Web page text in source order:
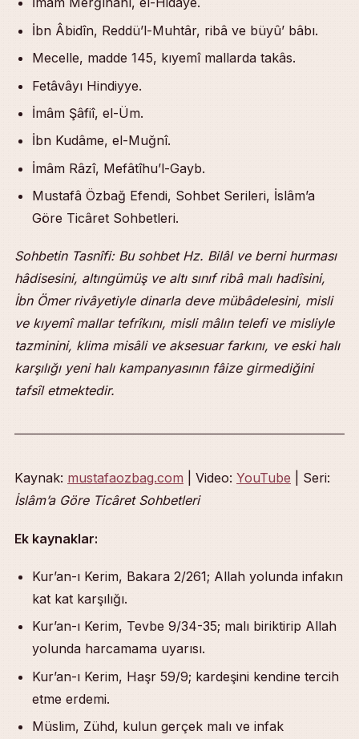
İbn Âbidîn, Reddü’l-Muhtâr, ribâ ve büyû’ bâbı.
Mecelle, madde 145, kıyemî mallarda takâs.
Fetâvâyı Hindiyye.
İmâm Şâfiî, el-Üm.
İbn Kudâme, el-Muğnî.
İmâm Râzî, Mefâtîhu’l-Gayb.
Mustafâ Özbağ Efendi, Sohbet Serileri, İslâm’a
Göre Ticâret Sohbetleri.
Sohbetin Tasnîfi: Bu sohbet Hz. Bilâl ve berni hurması
hâdisesini, altıngümüş ve altı sınıf ribâ malı hadîsini,
İbn Ömer rivâyetiyle dinarla deve mübâdelesini, misli
ve kıyemî mallar tefrîkını, misli mâlın telefi ve misliyle
tazminini, klima misâli ve aksesuar farkını, ve eski halı
karşılığı yeni halı kampanyasının fâize girmediğini
tafsîl etmektedir.
Kaynak: mustafaozbag.com | Video: YouTube | Seri:
İslâm’a Göre Ticâret Sohbetleri
Ek kaynaklar:
Kur’an-ı Kerim, Bakara 2/261; Allah yolunda infakın
kat kat karşılığı.
Kur’an-ı Kerim, Tevbe 9/34-35; malı biriktirip Allah
yolunda harcamama uyarısı.
Kur’an-ı Kerim, Haşr 59/9; kardeşini kendine tercih
etme erdemi.
Müslim, Zühd, kulun gerçek malı ve infak